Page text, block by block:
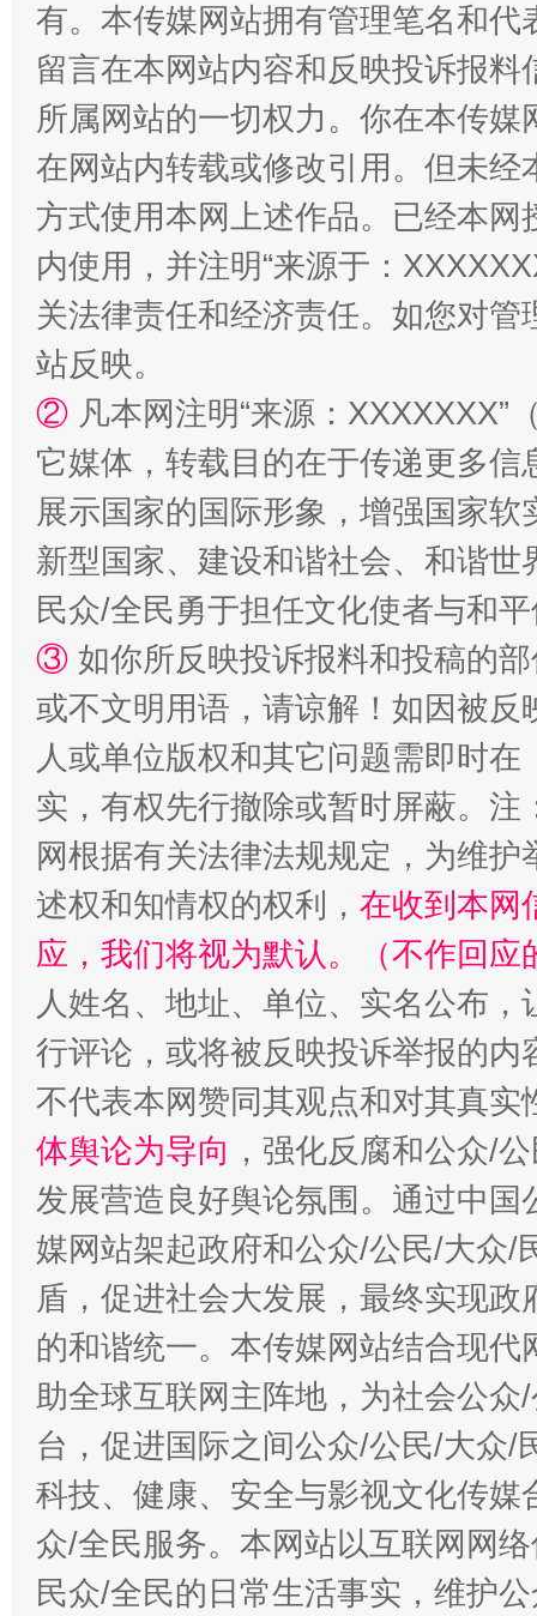
解纷+调解+退费，一次搞定
站台名比不上好声名
漫山遍野的桃花与雪山、麦地、白藏房 除
招工难、用工荒背后
有。本传媒网站拥有管理笔名和
留言在本网站内容和反映投诉报
所属网站的一切权力。你在本传
在网站内转载或修改引用。但未
方式使用本网上述作品。已经本
内使用，并注明“来源于：
关法律责任和经济责任。如您对
站反映。
② 凡本网注明“来源：
它媒体，转载目的在于传递更多
展示国家的国际形象，增强国家
新型国家、建设和谐社会、和谐
民众/全民勇于担任文化使者与和
③ 如你所反映投诉报料和投稿的
或不文明用语，请谅解！如因被
人或单位版权和其它问题需即时在
实，有权先行撤除或暂时屏蔽。
网根据有关法律法规规定，为维
述权和知情权的权利， 在收到本网
应，我们将视为默认。（不作回应
人姓名、地址、单位、实名公布
行评论，或将被反映投诉举报的
不代表本网赞同其观点和对其真实
体舆论为导向 ，强化反腐和公众/
发展营造良好舆论氛围。通过中
媒网站架起政府和公众/公民/大众/
盾，促进社会大发展，最终实现
的和谐统一。本传媒网站结合现
助全球互联网主阵地，为社会公
台，促进国际之间公众/公民/大众/
科技、健康、安全与影视文化传
众/全民服务。本网站以互联网网
民众/全民的日常生活事实，维护